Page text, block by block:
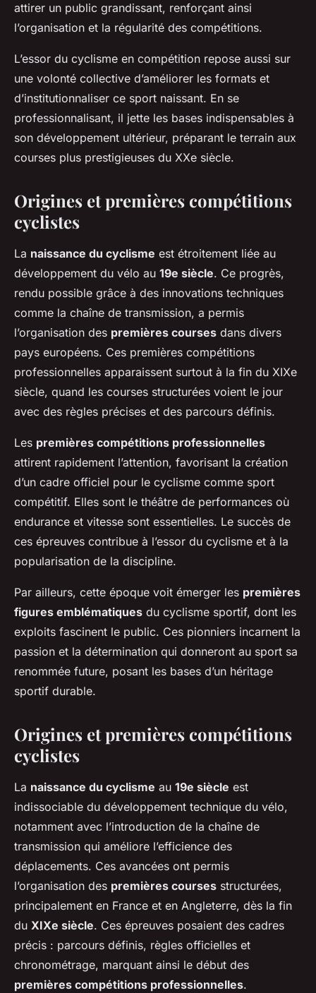
attirer un public grandissant, renforçant ainsi
l’organisation et la régularité des compétitions.
L’essor du cyclisme en compétition repose aussi sur
une volonté collective d’améliorer les formats et
d’institutionnaliser ce sport naissant. En se
professionnalisant, il jette les bases indispensables à
son développement ultérieur, préparant le terrain aux
courses plus prestigieuses du XXe siècle.
Origines et premières compétitions
cyclistes
La naissance du cyclisme est étroitement liée au
développement du vélo au 19e siècle. Ce progrès,
rendu possible grâce à des innovations techniques
comme la chaîne de transmission, a permis
l’organisation des premières courses dans divers
pays européens. Ces premières compétitions
professionnelles apparaissent surtout à la fin du XIXe
siècle, quand les courses structurées voient le jour
avec des règles précises et des parcours définis.
Les premières compétitions professionnelles
attirent rapidement l’attention, favorisant la création
d’un cadre officiel pour le cyclisme comme sport
compétitif. Elles sont le théâtre de performances où
endurance et vitesse sont essentielles. Le succès de
ces épreuves contribue à l’essor du cyclisme et à la
popularisation de la discipline.
Par ailleurs, cette époque voit émerger les premières
figures emblématiques du cyclisme sportif, dont les
exploits fascinent le public. Ces pionniers incarnent la
passion et la détermination qui donneront au sport sa
renommée future, posant les bases d’un héritage
sportif durable.
Origines et premières compétitions
cyclistes
La naissance du cyclisme au 19e siècle est
indissociable du développement technique du vélo,
notamment avec l’introduction de la chaîne de
transmission qui améliore l’efficience des
déplacements. Ces avancées ont permis
l’organisation des premières courses structurées,
principalement en France et en Angleterre, dès la fin
du XIXe siècle. Ces épreuves posaient des cadres
précis : parcours définis, règles officielles et
chronométrage, marquant ainsi le début des
premières compétitions professionnelles.